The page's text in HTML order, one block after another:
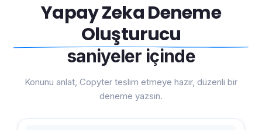
Yapay Zeka Deneme
Oluşturucu
saniyeler içinde
Konunu anlat, Copyter teslim etmeye hazır, düzenli bir
deneme yazsın.